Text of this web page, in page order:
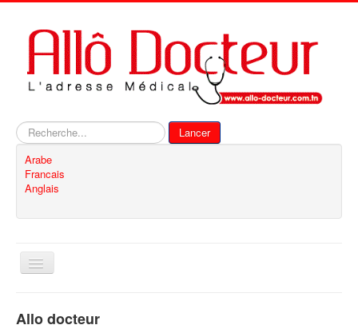
Rechercher
Lancer
Arabe
Francais
Anglais
Basculer
Allo docteur